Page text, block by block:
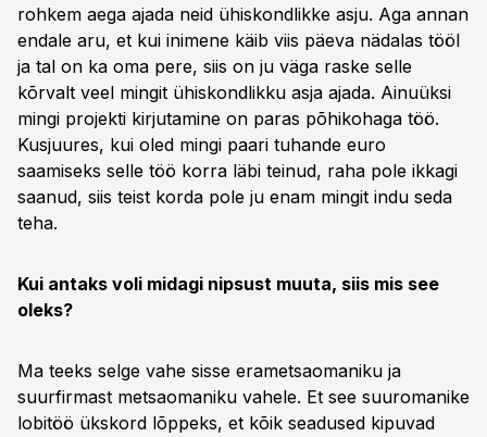
rohkem aega ajada neid ühiskondlikke asju. Aga annan
endale aru, et kui inimene käib viis päeva nädalas tööl
ja tal on ka oma pere, siis on ju väga raske selle
kõrvalt veel mingit ühiskondlikku asja ajada. Ainuüksi
mingi projekti kirjutamine on paras põhikohaga töö.
Kusjuures, kui oled mingi paari tuhande euro
saamiseks selle töö korra läbi teinud, raha pole ikkagi
saanud, siis teist korda pole ju enam mingit indu seda
teha.
Kui antaks voli midagi nipsust muuta, siis mis see
oleks?
Ma teeks selge vahe sisse erametsaomaniku ja
suurfirmast metsaomaniku vahele. Et see suuromanike
lobitöö ükskord lõppeks, et kõik seadused kipuvad